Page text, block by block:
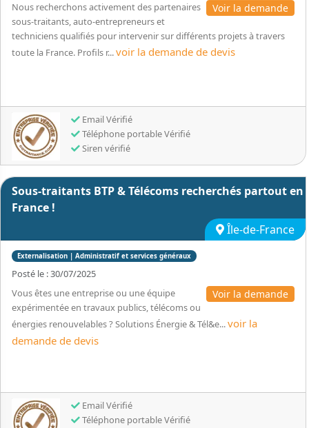
Voir la demande
Nous recherchons activement des partenaires
sous-traitants, auto-entrepreneurs et
techniciens qualifiés pour intervenir sur différents projets à travers
toute la France. Profils r...voir la demande de devis
Email Vérifié
Téléphone portable Vérifié
Siren vérifié
Sous-traitants BTP & Télécoms recherchés partout en
France !
Île-de-France
Externalisation | Administratif et services généraux
Posté le : 30/07/2025
Voir la demande
Vous êtes une entreprise ou une équipe
expérimentée en travaux publics, télécoms ou
énergies renouvelables ? Solutions Énergie & Tél&e...voir la
demande de devis
Email Vérifié
Téléphone portable Vérifié